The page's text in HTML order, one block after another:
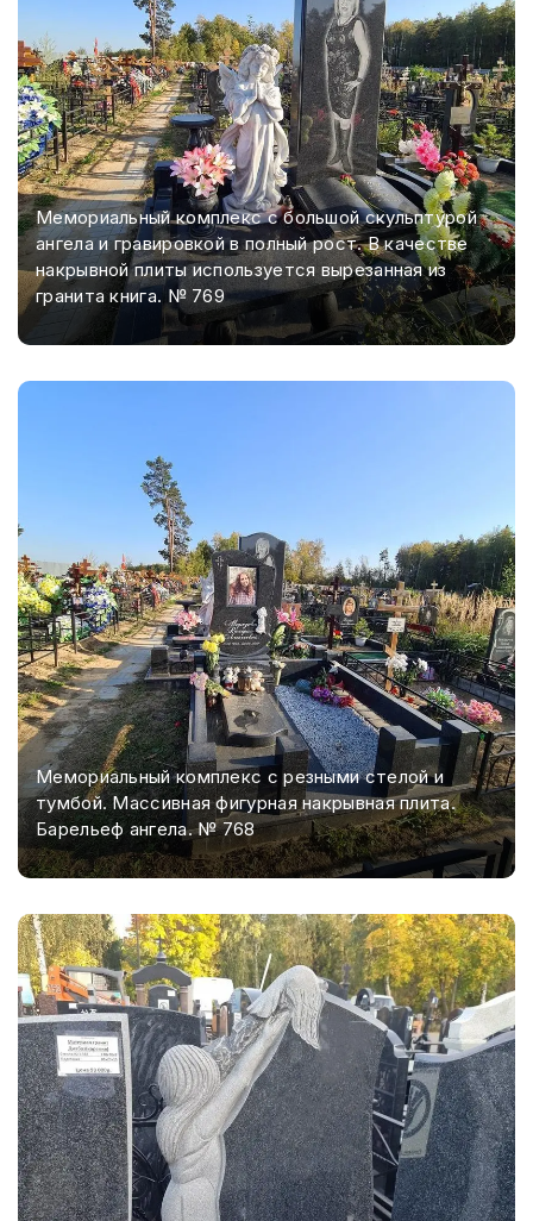
Мемориальный комплекс с большой скульптурой
ангела и гравировкой в полный рост. В качестве
накрывной плиты используется вырезанная из
гранита книга. № 769
Мемориальный комплекс с резными стелой и
тумбой. Массивная фигурная накрывная плита.
Барельеф ангела. № 768